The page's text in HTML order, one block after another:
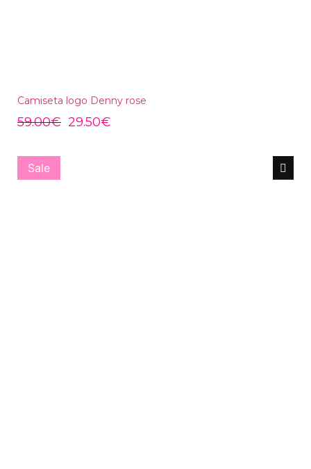
Camiseta logo Denny rose
59.00€ 29.50€
Sale